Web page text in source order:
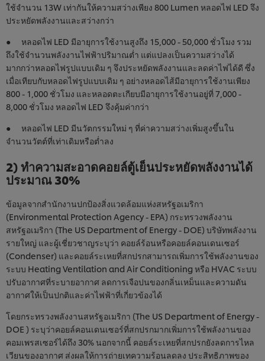
ใช้จำนวน 13W เท่ากันให้ความสว่างเพียง 800 Lumen หลอดไฟ LED จึง
ประหยัดพลังงานและสว่างกว่า
● หลอดไฟ LED มีอายุการใช้งานสูงถึง 15,000 - 50,000 ชั่วโมง รวม
ถึงใช้จำนวนพลังงานไฟฟ้าปริมาณต่ำ แต่แปลงเป็นความสว่างได้
มากกว่าหลอดไฟรูปแบบเดิม ๆ จึงประหยัดพลังงานและลดค่าไฟได้ดี ซึ่ง
เมื่อเทียบกับหลอดไฟรูปแบบเดิม ๆ อย่างหลอดไส้มีอายุการใช้งานเพียง
800 - 1,000 ชั่วโมง และหลอดตะเกียบมีอายุการใช้งานอยู่ที่ 7,000 -
8,000 ชั่วโมง หลอดไฟ LED จึงคุ้มค่ากว่า
● หลอดไฟ LED มีนวัตกรรมใหม่ ๆ ที่ค่าความสว่างเพิ่มสูงขึ้นใน
จำนวนวัตต์ที่เท่าเดิมหรือต่ำลง
2) ทำความสะอาดคอยล์ตู้เย็นประหยัดพลังงานได้
ประมาณ 30%
ข้อมูลจากสำนักงานปกป้องสิ่งแวดล้อมแห่งสหรัฐอเมริกา
(Environmental Protection Agency - EPA) กระทรวงพลังงาน
สหรัฐอเมริกา (The US Department of Energy - DOE) บริษัทพลังงาน
รายใหญ่ และผู้เชี่ยวชาญระบุว่า คอยล์ร้อนหรือคอยล์คอนเดนเซอร์
(Condenser) และคอยล์ระเหยที่สกปรกสามารถเพิ่มการใช้พลังงานของ
ระบบ Heating Ventilation and Air Conditioning หรือ HVAC ระบบ
ปรับอากาศที่ระบายอากาศ ลดการเจือปนของกลิ่นเหม็นและความดัน
อากาศให้เป็นปกติและค่าไฟฟ้าที่เกี่ยวข้องได้
โดยกระทรวงพลังงานสหรัฐอเมริกา (The US Department of Energy -
DOE ) ระบุว่าคอยล์คอนเดนเซอร์ที่สกปรกมากเพิ่มการใช้พลังงานของ
คอมเพรสเซอร์ได้ถึง 30% นอกจากนี้ คอยล์ระเหยที่สกปรกยังลดการไหล
เวียนของอากาศ ส่งผลให้การถ่ายเทความร้อนลดลง ประสิทธิภาพของ